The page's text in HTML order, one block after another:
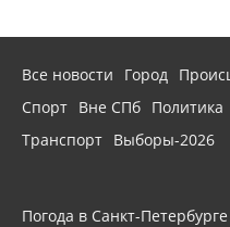
Все новости Город
Спорт Вне СПб Политика
Транспорт Выборы-2026
Погода в Санкт-Петербурге